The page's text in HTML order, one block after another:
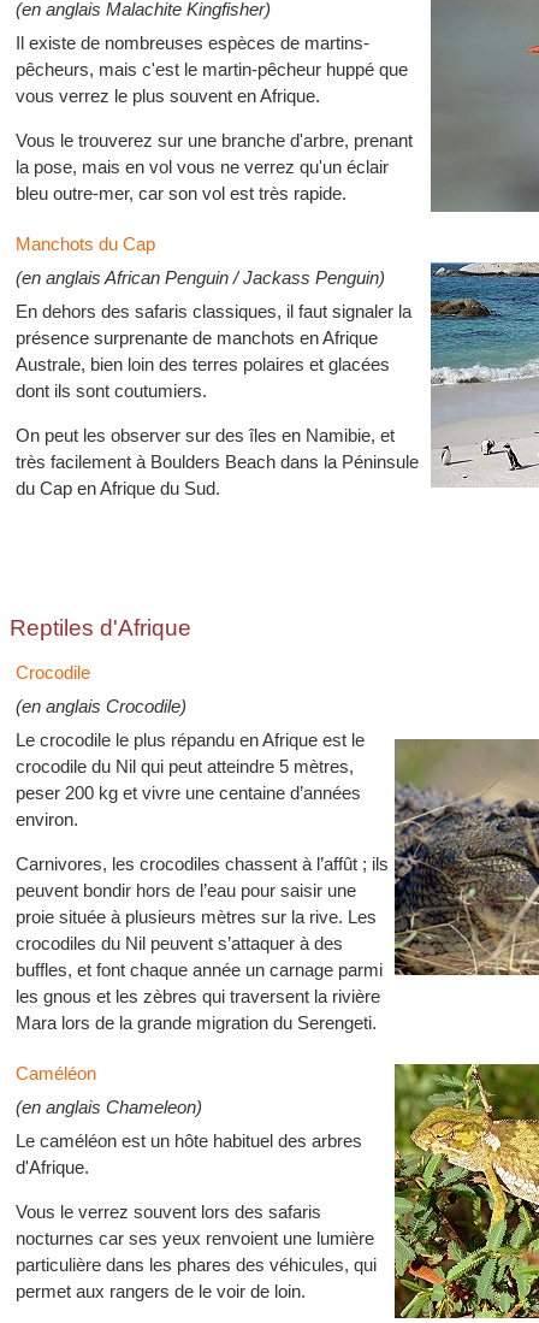
(en anglais Malachite Kingfisher)
Il existe de nombreuses espèces de martins-
pêcheurs, mais c'est le martin-pêcheur huppé que
vous verrez le plus souvent en Afrique.
Vous le trouverez sur une branche d'arbre, prenant
la pose, mais en vol vous ne verrez qu'un éclair
bleu outre-mer, car son vol est très rapide.
Manchots du Cap
(en anglais African Penguin / Jackass Penguin)
En dehors des safaris classiques, il faut signaler la
présence surprenante de manchots en Afrique
Australe, bien loin des terres polaires et glacées
dont ils sont coutumiers.
On peut les observer sur des îles en Namibie, et
très facilement à Boulders Beach dans la Péninsule
du Cap en Afrique du Sud.
Reptiles d'Afrique
Crocodile
(en anglais Crocodile)
Le crocodile le plus répandu en Afrique est le
crocodile du Nil qui peut atteindre 5 mètres,
peser 200 kg et vivre une centaine d’années
environ.
Carnivores, les crocodiles chassent à l’affût ; ils
peuvent bondir hors de l’eau pour saisir une
proie située à plusieurs mètres sur la rive. Les
crocodiles du Nil peuvent s’attaquer à des
buffles, et font chaque année un carnage parmi
les gnous et les zèbres qui traversent la rivière
Mara lors de la grande migration du Serengeti.
Caméléon
(en anglais Chameleon)
Le caméléon est un hôte habituel des arbres
d'Afrique.
Vous le verrez souvent lors des safaris
nocturnes car ses yeux renvoient une lumière
particulière dans les phares des véhicules, qui
permet aux rangers de le voir de loin.